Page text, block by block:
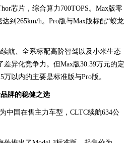
芯片，综合算力700TOPS。Max版零
到265km/h。Pro版与Max版标配“蛟龙
航、全系标配高阶智驾以及小米生态
异化竞争力。但Max版30.39万元的定
以内的主要是标准版与Pro版。
牌的稳健之选
中国在售主力车型，CLTC续航634公